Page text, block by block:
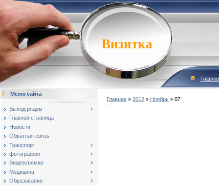
Визитка
Меню сайта
Выход рядом
Главная страница
Новости
Обратная связь
Транспорт
фотография
Видеосъемка
Медицина
Образование.
Главная » 2012 » Ноябрь » 07